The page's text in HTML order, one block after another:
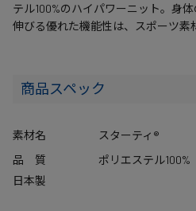
テル100%のハイパワーニット。身
伸びる優れた機能性は、スポーツ素
商品スペック
素材名
スターティ®
品 質
ポリエステル100%
日本製